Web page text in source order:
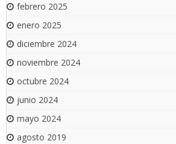
febrero 2025
enero 2025
diciembre 2024
noviembre 2024
octubre 2024
junio 2024
mayo 2024
agosto 2019